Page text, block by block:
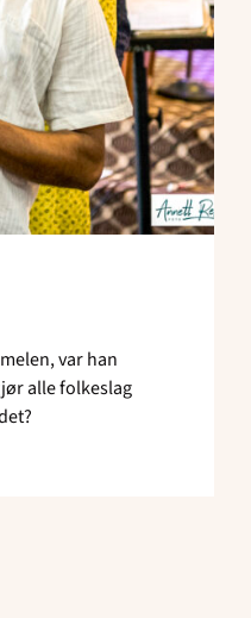
var han
alle folkeslag